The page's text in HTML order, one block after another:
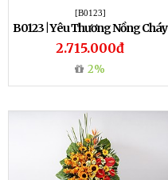
[B0123]
B0123 | Yêu Thương Nồng Cháy
2.715.000đ
2%